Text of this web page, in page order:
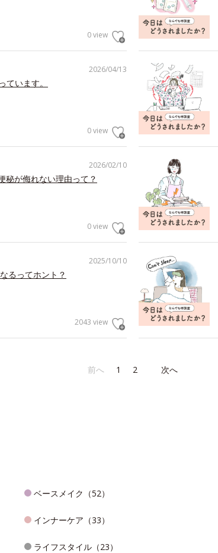
0 view
2026/04/13
います。
0 view
2026/02/10
秘が侮れない理由って？
0 view
2025/10/10
るってホント？
2043 view
前へ 1 2 次へ
ベースメイク（52）
インナーケア（33）
ライフスタイル（23）